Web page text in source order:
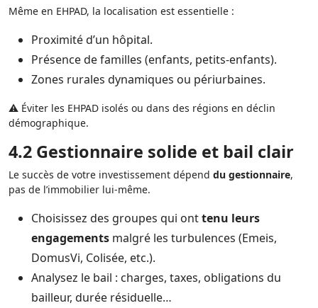
Même en EHPAD, la localisation est essentielle :
Proximité d’un hôpital.
Présence de familles (enfants, petits-enfants).
Zones rurales dynamiques ou périurbaines.
⚠️ Éviter les EHPAD isolés ou dans des régions en déclin
démographique.
4.2 Gestionnaire solide et bail clair
Le succès de votre investissement dépend du gestionnaire,
pas de l’immobilier lui-même.
Choisissez des groupes qui onttenu leurs
engagements malgré les turbulences (Emeis,
DomusVi, Colisée, etc.).
Analysez le bail : charges, taxes, obligations du
bailleur, durée résiduelle…